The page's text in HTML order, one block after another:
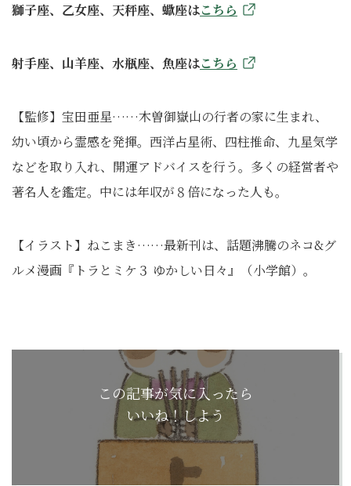
獅子座、乙女座、天秤座、蠍座はこちら
射手座、山羊座、水瓶座、魚座はこちら
【監修】宝田亜星……木曽御嶽山の行者の家に生まれ、
幼い頃から霊感を発揮。西洋占星術、四柱推命、九星気学
などを取り入れ、開運アドバイスを行う。多くの経営者や
著名人を鑑定。中には年収が８倍になった人も。
【イラスト】ねこまき……最新刊は、話題沸騰のネコ&グ
ルメ漫画『トラとミケ３ ゆかしい日々』（小学館）。
この記事が気に入ったら
いいね！しよう